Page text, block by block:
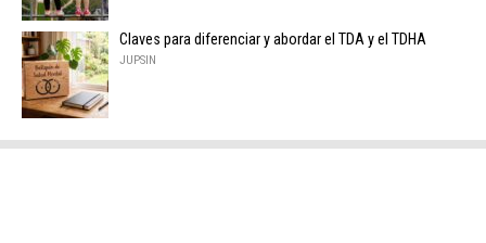
Claves para diferenciar y abordar el TDA y el TDHA
JUPSIN